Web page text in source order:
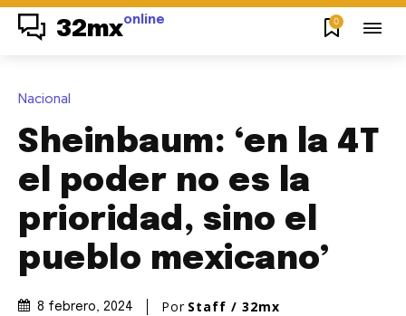
32mxonline 0
Nacional
Sheinbaum: ‘en la 4T
el poder no es la
prioridad, sino el
pueblo mexicano’
8 febrero, 2024 Por Staff / 32mx